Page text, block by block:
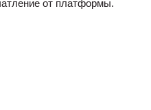
от платформы.